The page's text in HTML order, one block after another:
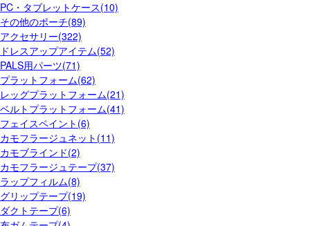
PC・タブレットケース(10)
その他のポーチ(89)
アクセサリー(322)
ドレスアップアイテム(52)
PALS用パーツ(71)
プラットフォーム(62)
レッグプラットフォーム(21)
ベルトプラットフォーム(41)
フェイスペイント(6)
カモフラージュネット(11)
カモブラインド(2)
カモフラージュテープ(37)
ラップフィルム(8)
グリップテープ(19)
ダクトテープ(6)